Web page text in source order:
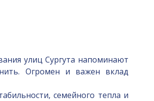
улиц Сургута напоминают
Огромен и важен вклад
семейного тепла и